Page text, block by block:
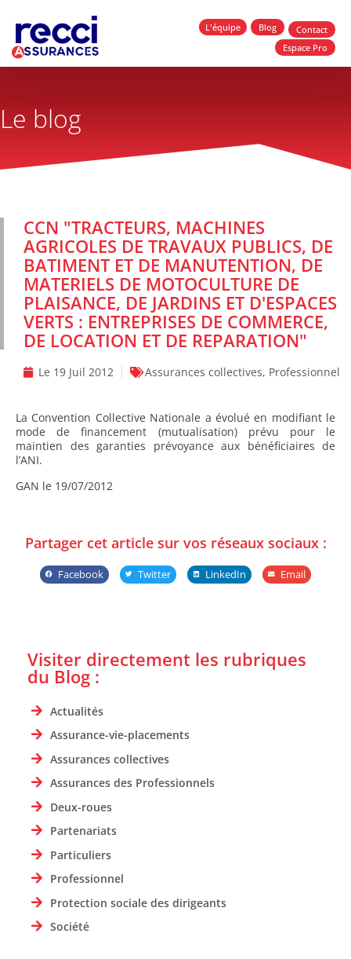
L'équipe Blog
Contact
Espace Pro
Le blog
CCN "TRACTEURS, MACHINES
AGRICOLES DE TRAVAUX PUBLICS, DE
BATIMENT ET DE MANUTENTION, DE
MATERIELS DE MOTOCULTURE DE
PLAISANCE, DE JARDINS ET D'ESPACES
VERTS : ENTREPRISES DE COMMERCE,
DE LOCATION ET DE REPARATION"
Le 19 Juil 2012 Assurances collectives, Professionnel
La Convention Collective Nationale a évolué en modifiant le
mode de financement (mutualisation) prévu pour le
maintien des garanties prévoyance aux bénéficiaires de
l’ANI.
GAN le 19/07/2012
Partager cet article sur vos réseaux sociaux :
Facebook Twitter LinkedIn Email
Visiter directement les rubriques
du Blog :
Actualités
Assurance-vie-placements
Assurances collectives
Assurances des Professionnels
Deux-roues
Partenariats
Particuliers
Professionnel
Protection sociale des dirigeants
Société